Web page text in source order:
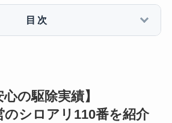
目次
心の駆除実績】
のシロアリ110番を紹介